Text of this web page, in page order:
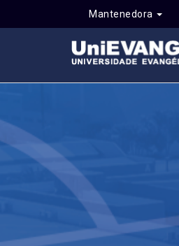
Mantenedora